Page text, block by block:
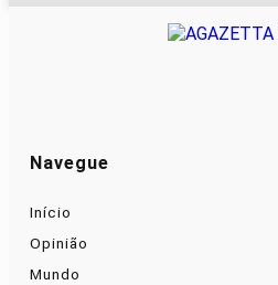
Navegue
Início
Opinião
Mundo